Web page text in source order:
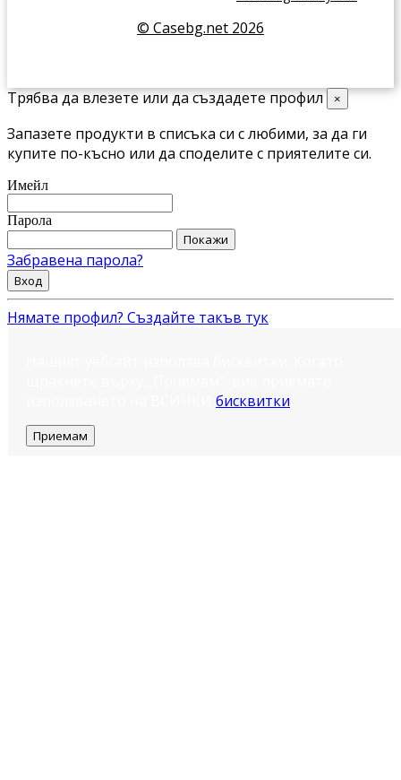
© Casebg.net 2026
Трябва да влезете или да създадете профил ×
Запазете продукти в списъка си с любими, за да ги
купите по-късно или да споделите с приятелите си.
Имейл
Парола
Покажи
Забравена парола?
Вход
Нямате профил? Създайте такъв тук
бисквитки
Приемам